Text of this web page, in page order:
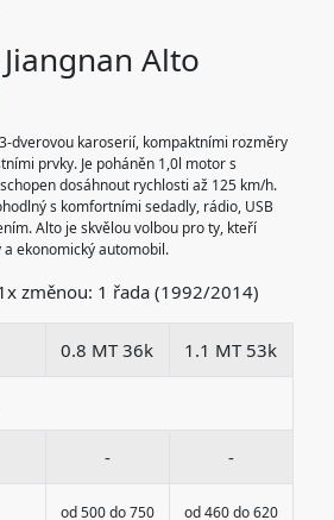
Alto
dverovou karoserií, kompaktními rozměry
prvky. Je poháněn 1,0l motor s
dosáhnout rychlosti až 125 km/h.
s komfortními sedadly, rádio, USB
Alto je skvělou volbou pro ty, kteří
ekonomický automobil.
změnou: 1 řada (1992/2014)
0.8 MT 36k 1.1 MT 53k
- -
od 500 do 750
od 460 do 620